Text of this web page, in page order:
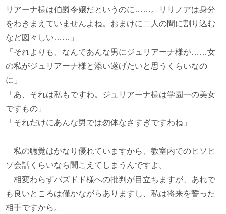
リアーナ様は伯爵令嬢だというのに……。リリノアは身分
をわきまえていませんよね。おまけに二人の間に割り込む
など図々しい……」
「それよりも、なんであんな男にジュリアーナ様が……女
の私がジュリアーナ様と添い遂げたいと思うくらいなの
に」
「あ、それは私もですわ。ジュリアーナ様は学園一の美女
ですもの」
「それだけにあんな男では勿体なさすぎですわね」
私の聴覚はかなり優れていますから、教室内でのヒソヒ
ソ会話くらいなら聞こえてしまうんですよ。
相変わらずバズドド様への批判が目立ちますが、あれで
も良いところは僅かながらありますし、私は将来を誓った
相手ですから。